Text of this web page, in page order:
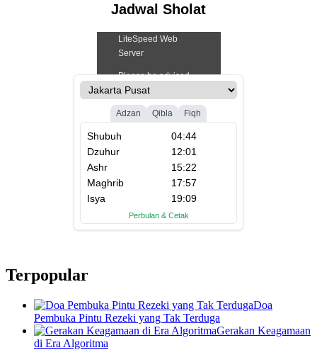
Jadwal Sholat
Terpopular
Doa
Pembuka Pintu Rezeki yang Tak Terduga
Gerakan Keagamaan
di Era Algoritma